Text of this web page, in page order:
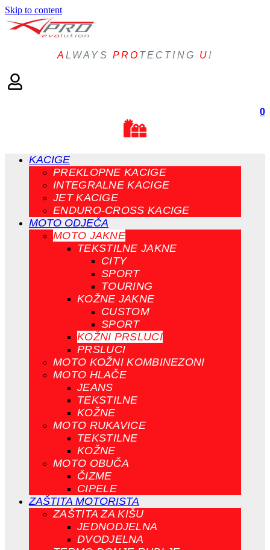
Skip to content
ALWAYS PRO TECTING U!
0
KACIGE
PREKLOPNE KACIGE
INTEGRALNE KACIGE
JET KACIGE
ENDURO-CROSS KACIGE
MOTO ODJEČA
MOTO JAKNE
TEKSTILNE JAKNE
CITY
SPORT
TOURING
KOŽNE JAKNE
CUSTOM
SPORT
KOŽNI PRSLUCI
PRSLUCI
MOTO KOŽNI KOMBINEZONI
MOTO HLAČE
JEANS
TEKSTILNE
KOŽNE
MOTO RUKAVICE
TEKSTILNE
KOŽNE
MOTO OBUČA
ČIZME
CIPELE
ZAŠTITA MOTORISTA
ZAŠTITA ZA KIŠU
JEDNODJELNA
DVODJELNA